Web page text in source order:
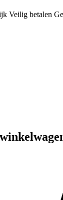
Veilig betalen